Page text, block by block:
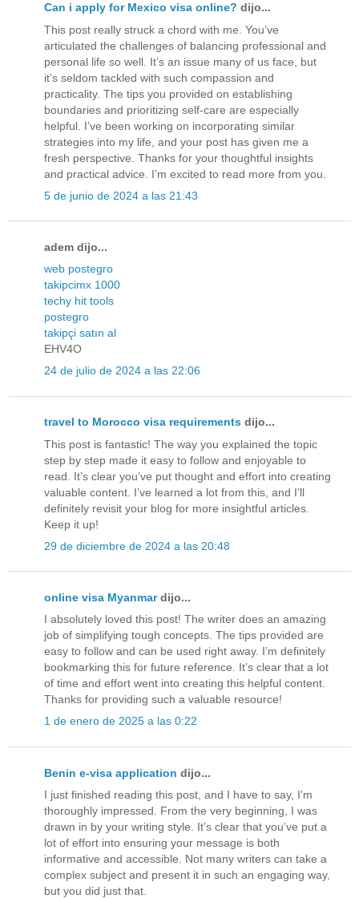
Can i apply for Mexico visa online? dijo...
This post really struck a chord with me. You’ve
articulated the challenges of balancing professional and
personal life so well. It’s an issue many of us face, but
it’s seldom tackled with such compassion and
practicality. The tips you provided on establishing
boundaries and prioritizing self-care are especially
helpful. I’ve been working on incorporating similar
strategies into my life, and your post has given me a
fresh perspective. Thanks for your thoughtful insights
and practical advice. I’m excited to read more from you.
5 de junio de 2024 a las 21:43
adem dijo...
web postegro
takipcimx 1000
techy hit tools
postegro
takipçi satın al
EHV4O
24 de julio de 2024 a las 22:06
travel to Morocco visa requirements dijo...
This post is fantastic! The way you explained the topic
step by step made it easy to follow and enjoyable to
read. It’s clear you’ve put thought and effort into creating
valuable content. I’ve learned a lot from this, and I’ll
definitely revisit your blog for more insightful articles.
Keep it up!
29 de diciembre de 2024 a las 20:48
online visa Myanmardijo...
I absolutely loved this post! The writer does an amazing
job of simplifying tough concepts. The tips provided are
easy to follow and can be used right away. I’m definitely
bookmarking this for future reference. It’s clear that a lot
of time and effort went into creating this helpful content.
Thanks for providing such a valuable resource!
1 de enero de 2025 a las 0:22
Benin e-visa application dijo...
I just finished reading this post, and I have to say, I’m
thoroughly impressed. From the very beginning, I was
drawn in by your writing style. It’s clear that you’ve put a
lot of effort into ensuring your message is both
informative and accessible. Not many writers can take a
complex subject and present it in such an engaging way,
but you did just that.